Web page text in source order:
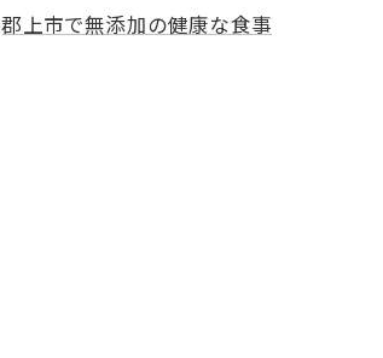
郡上市で無添加の健康な食事